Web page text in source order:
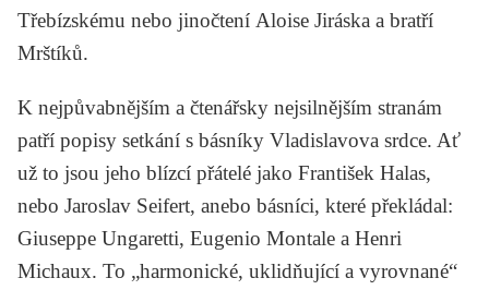
Třebízskému nebo jinočtení Aloise Jiráska a bratří
Mrštíků.
K nejpůvabnějším a čtenářsky nejsilnějším stranám
patří popisy setkání s básníky Vladislavova srdce. Ať
už to jsou jeho blízcí přátelé jako František Halas,
nebo Jaroslav Seifert, anebo básníci, které překládal:
Giuseppe Ungaretti, Eugenio Montale a Henri
Michaux. To „harmonické, uklidňující a vyrovnané“